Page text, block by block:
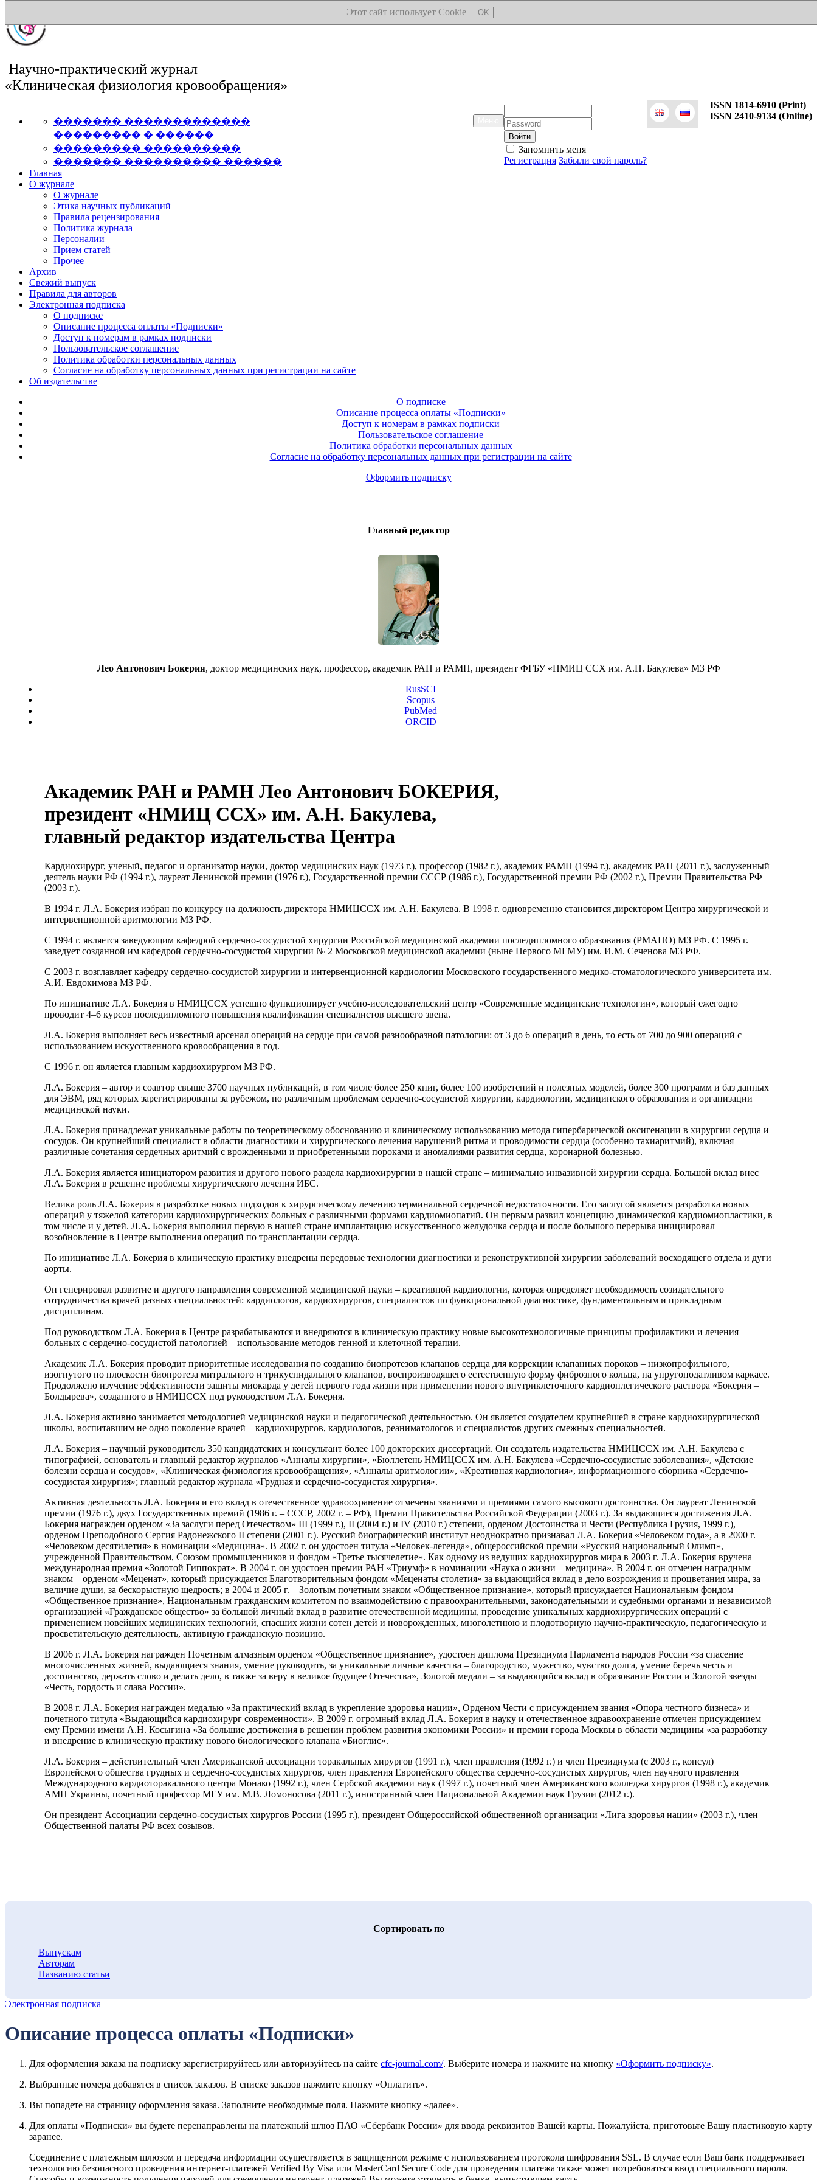
Этот сайт использует Cookie OK
Научно-практический журнал
«Клиническая физиология кровообращения»
ISSN 1814-6910 (Print)
ISSN 2410-9134 (Online)
Пароль:
Запомнить меня
Регистрация Забыли свой пароль?
������� �������������
��������� � ������
��������� ����������
������� ���������� ������
Главная
О журнале
О журнале
Этика научных публикаций
Правила рецензирования
Политика журнала
Персоналии
Прием статей
Прочее
Архив
Свежий выпуск
Правила для авторов
Электронная подписка
О подписке
Описание процесса оплаты «Подписки»
Доступ к номерам в рамках подписки
Пользовательское соглашение
Политика обработки персональных данных
Согласие на обработку персональных данных при регистрации на сайте
Об издательстве
О подписке
Описание процесса оплаты «Подписки»
Доступ к номерам в рамках подписки
Пользовательское соглашение
Политика обработки персональных данных
Согласие на обработку персональных данных при регистрации на сайте
Оформить подписку
Главный редактор
Лео Антонович Бокерия, доктор медицинских наук, профессор, академик РАН и РАМН, президент ФГБУ «НМИЦ ССХ им. А.Н. Бакулева» МЗ РФ
RusSCI
Scopus
PubMed
ORCID
Академик РАН и РАМН Лео Антонович БОКЕРИЯ,
президент «НМИЦ ССХ» им. А.Н. Бакулева,
главный редактор издательства Центра
Кардиохирург, ученый, педагог и организатор науки, доктор медицинских наук (1973 г.), профессор (1982 г.), академик РАМН (1994 г.), академик РАН (2011 г.), заслуженный
деятель науки РФ (1994 г.), лауреат Ленинской премии (1976 г.), Государственной премии СССР (1986 г.), Государственной премии РФ (2002 г.), Премии Правительства РФ
(2003 г.).
В 1994 г. Л.А. Бокерия избран по конкурсу на должность директора НМИЦССХ им. А.Н. Бакулева. В 1998 г. одновременно становится директором Центра хирургической и
интервенционной аритмологии МЗ РФ.
С 1994 г. является заведующим кафедрой сердечно-сосудистой хирургии Российской медицинской академии последипломного образования (РМАПО) МЗ РФ. С 1995 г.
заведует созданной им кафедрой сердечно-сосудистой хирургии № 2 Московской медицинской академии (ныне Первого МГМУ) им. И.М. Сеченова МЗ РФ.
С 2003 г. возглавляет кафедру сердечно-сосудистой хирургии и интервенционной кардиологии Московского государственного медико-стоматологического университета им.
А.И. Евдокимова МЗ РФ.
По инициативе Л.А. Бокерия в НМИЦССХ успешно функционирует учебно-исследовательский центр «Современные медицинские технологии», который ежегодно
проводит 4–6 курсов последипломного повышения квалификации специалистов высшего звена.
Л.А. Бокерия выполняет весь известный арсенал операций на сердце при самой разнообразной патологии: от 3 до 6 операций в день, то есть от 700 до 900 операций с
использованием искусственного кровообращения в год.
С 1996 г. он является главным кардиохирургом МЗ РФ.
Л.А. Бокерия – автор и соавтор свыше 3700 научных публикаций, в том числе более 250 книг, более 100 изобретений и полезных моделей, более 300 программ и баз данных
для ЭВМ, ряд которых зарегистрированы за рубежом, по различным проблемам сердечно-сосудистой хирургии, кардиологии, медицинского образования и организации
медицинской науки.
Л.А. Бокерия принадлежат уникальные работы по теоретическому обоснованию и клиническому использованию метода гипербарической оксигенации в хирургии сердца и
сосудов. Он крупнейший специалист в области диагностики и хирургического лечения нарушений ритма и проводимости сердца (особенно тахиаритмий), включая
различные сочетания сердечных аритмий с врожденными и приобретенными пороками и аномалиями развития сердца, коронарной болезнью.
Л.А. Бокерия является инициатором развития и другого нового раздела кардиохирургии в нашей стране – минимально инвазивной хирургии сердца. Большой вклад внес
Л.А. Бокерия в решение проблемы хирургического лечения ИБС.
Велика роль Л.А. Бокерия в разработке новых подходов к хирургическому лечению терминальной сердечной недостаточности. Его заслугой является разработка новых
операций у тяжелой категории кардиохирургических больных с различными формами кардиомиопатий. Он первым развил концепцию динамической кардиомиопластики, в
том числе и у детей. Л.А. Бокерия выполнил первую в нашей стране имплантацию искусственного желудочка сердца и после большого перерыва инициировал
возобновление в Центре выполнения операций по трансплантации сердца.
По инициативе Л.А. Бокерия в клиническую практику внедрены передовые технологии диагностики и реконструктивной хирургии заболеваний восходящего отдела и дуги
аорты.
Он генерировал развитие и другого направления современной медицинской науки – креативной кардиологии, которая определяет необходимость созидательного
сотрудничества врачей разных специальностей: кардиологов, кардиохирургов, специалистов по функциональной диагностике, фундаментальным и прикладным
дисциплинам.
Под руководством Л.А. Бокерия в Центре разрабатываются и внедряются в клиническую практику новые высокотехнологичные принципы профилактики и лечения
больных с сердечно-сосудистой патологией – использование методов генной и клеточной терапии.
Академик Л.А. Бокерия проводит приоритетные исследования по созданию биопротезов клапанов сердца для коррекции клапанных пороков – низкопрофильного,
изогнутого по плоскости биопротеза митрального и трикуспидального клапанов, воспроизводящего естественную форму фиброзного кольца, на упругоподатливом каркасе.
Продолжено изучение эффективности защиты миокарда у детей первого года жизни при применении нового внутриклеточного кардиоплегического раствора «Бокерия –
Болдырева», созданного в НМИЦССХ под руководством Л.А. Бокерия.
Л.А. Бокерия активно занимается методологией медицинской науки и педагогической деятельностью. Он является создателем крупнейшей в стране кардиохирургической
школы, воспитавшим не одно поколение врачей – кардиохирургов, кардиологов, реаниматологов и специалистов других смежных специальностей.
Л.А. Бокерия – научный руководитель 350 кандидатских и консультант более 100 докторских диссертаций. Он создатель издательства НМИЦССХ им. А.Н. Бакулева с
типографией, основатель и главный редактор журналов «Анналы хирургии», «Бюллетень НМИЦССХ им. А.Н. Бакулева «Сердечно-сосудистые заболевания», «Детские
болезни сердца и сосудов», «Клиническая физиология кровообращения», «Анналы аритмологии», «Креативная кардиология», информационного сборника «Сердечно-
сосудистая хирургия»; главный редактор журнала «Грудная и сердечно-сосудистая хирургия».
Активная деятельность Л.А. Бокерия и его вклад в отечественное здравоохранение отмечены званиями и премиями самого высокого достоинства. Он лауреат Ленинской
премии (1976 г.), двух Государственных премий (1986 г. – СССР, 2002 г. – РФ), Премии Правительства Российской Федерации (2003 г.). За выдающиеся достижения Л.А.
Бокерия награжден орденом «За заслуги перед Отечеством» III (1999 г.), II (2004 г.) и IV (2010 г.) степени, орденом Достоинства и Чести (Республика Грузия, 1999 г.),
орденом Преподобного Сергия Радонежского II степени (2001 г.). Русский биографический институт неоднократно признавал Л.А. Бокерия «Человеком года», а в 2000 г. –
«Человеком десятилетия» в номинации «Медицина». В 2002 г. он удостоен титула «Человек-легенда», общероссийской премии «Русский национальный Олимп»,
учрежденной Правительством, Союзом промышленников и фондом «Третье тысячелетие». Как одному из ведущих кардиохирургов мира в 2003 г. Л.А. Бокерия вручена
международная премия «Золотой Гиппократ». В 2004 г. он удостоен премии РАН «Триумф» в номинации «Наука о жизни – медицина». В 2004 г. он отмечен наградным
знаком – орденом «Меценат», который присуждается Благотворительным фондом «Меценаты столетия» за выдающийся вклад в дело возрождения и процветания мира, за
величие души, за бескорыстную щедрость; в 2004 и 2005 г. – Золотым почетным знаком «Общественное признание», который присуждается Национальным фондом
«Общественное признание», Национальным гражданским комитетом по взаимодействию с правоохранительными, законодательными и судебными органами и независимой
организацией «Гражданское общество» за большой личный вклад в развитие отечественной медицины, проведение уникальных кардиохирургических операций с
применением новейших медицинских технологий, спасших жизни сотен детей и новорожденных, многолетнюю и плодотворную научно-практическую, педагогическую и
просветительскую деятельность, активную гражданскую позицию.
В 2006 г. Л.А. Бокерия награжден Почетным алмазным орденом «Общественное признание», удостоен диплома Президиума Парламента народов России «за спасение
многочисленных жизней, выдающиеся знания, умение руководить, за уникальные личные качества – благородство, мужество, чувство долга, умение беречь честь и
достоинство, держать слово и делать дело, в также за веру в великое будущее Отечества», Золотой медали – за выдающийся вклад в образование России и Золотой звезды
«Честь, гордость и слава России».
В 2008 г. Л.А. Бокерия награжден медалью «За практический вклад в укрепление здоровья нации», Орденом Чести с присуждением звания «Опора честного бизнеса» и
почетного титула «Выдающийся кардиохирург современности». В 2009 г. огромный вклад Л.А. Бокерия в науку и отечественное здравоохранение отмечен присуждением
ему Премии имени А.Н. Косыгина «За большие достижения в решении проблем развития экономики России» и премии города Москвы в области медицины «за разработку
и внедрение в клиническую практику нового биологического клапана «Биоглис».
Л.А. Бокерия – действительный член Американской ассоциации торакальных хирургов (1991 г.), член правления (1992 г.) и член Президиума (с 2003 г., консул)
Европейского общества грудных и сердечно-сосудистых хирургов, член правления Европейского общества сердечно-сосудистых хирургов, член научного правления
Международного кардиоторакального центра Монако (1992 г.), член Сербской академии наук (1997 г.), почетный член Американского колледжа хирургов (1998 г.), академик
АМН Украины, почетный профессор МГУ им. М.В. Ломоносова (2011 г.), иностранный член Национальной Академии наук Грузии (2012 г.).
Он президент Ассоциации сердечно-сосудистых хирургов России (1995 г.), президент Общероссийской общественной организации «Лига здоровья нации» (2003 г.), член
Общественной палаты РФ всех созывов.
Cортировать по
Выпускам
Авторам
Названию статьи
Электронная подписка
Описание процесса оплаты «Подписки»
Для оформления заказа на подписку зарегистрируйтесь или авторизуйтесь на сайте cfc-journal.com/. Выберите номера и нажмите на кнопку «Оформить подписку».
Выбранные номера добавятся в список заказов. В списке заказов нажмите кнопку «Оплатить».
Вы попадете на страницу оформления заказа. Заполните необходимые поля. Нажмите кнопку «далее».
Для оплаты «Подписки» вы будете перенаправлены на платежный шлюз ПАО «Сбербанк России» для ввода реквизитов Вашей карты. Пожалуйста, приготовьте Вашу пластиковую карту
заранее.
Соединение с платежным шлюзом и передача информации осуществляется в защищенном режиме с использованием протокола шифрования SSL. В случае если Ваш банк поддерживает
технологию безопасного проведения интернет-платежей Verified By Visa или MasterCard Secure Code для проведения платежа также может потребоваться ввод специального пароля.